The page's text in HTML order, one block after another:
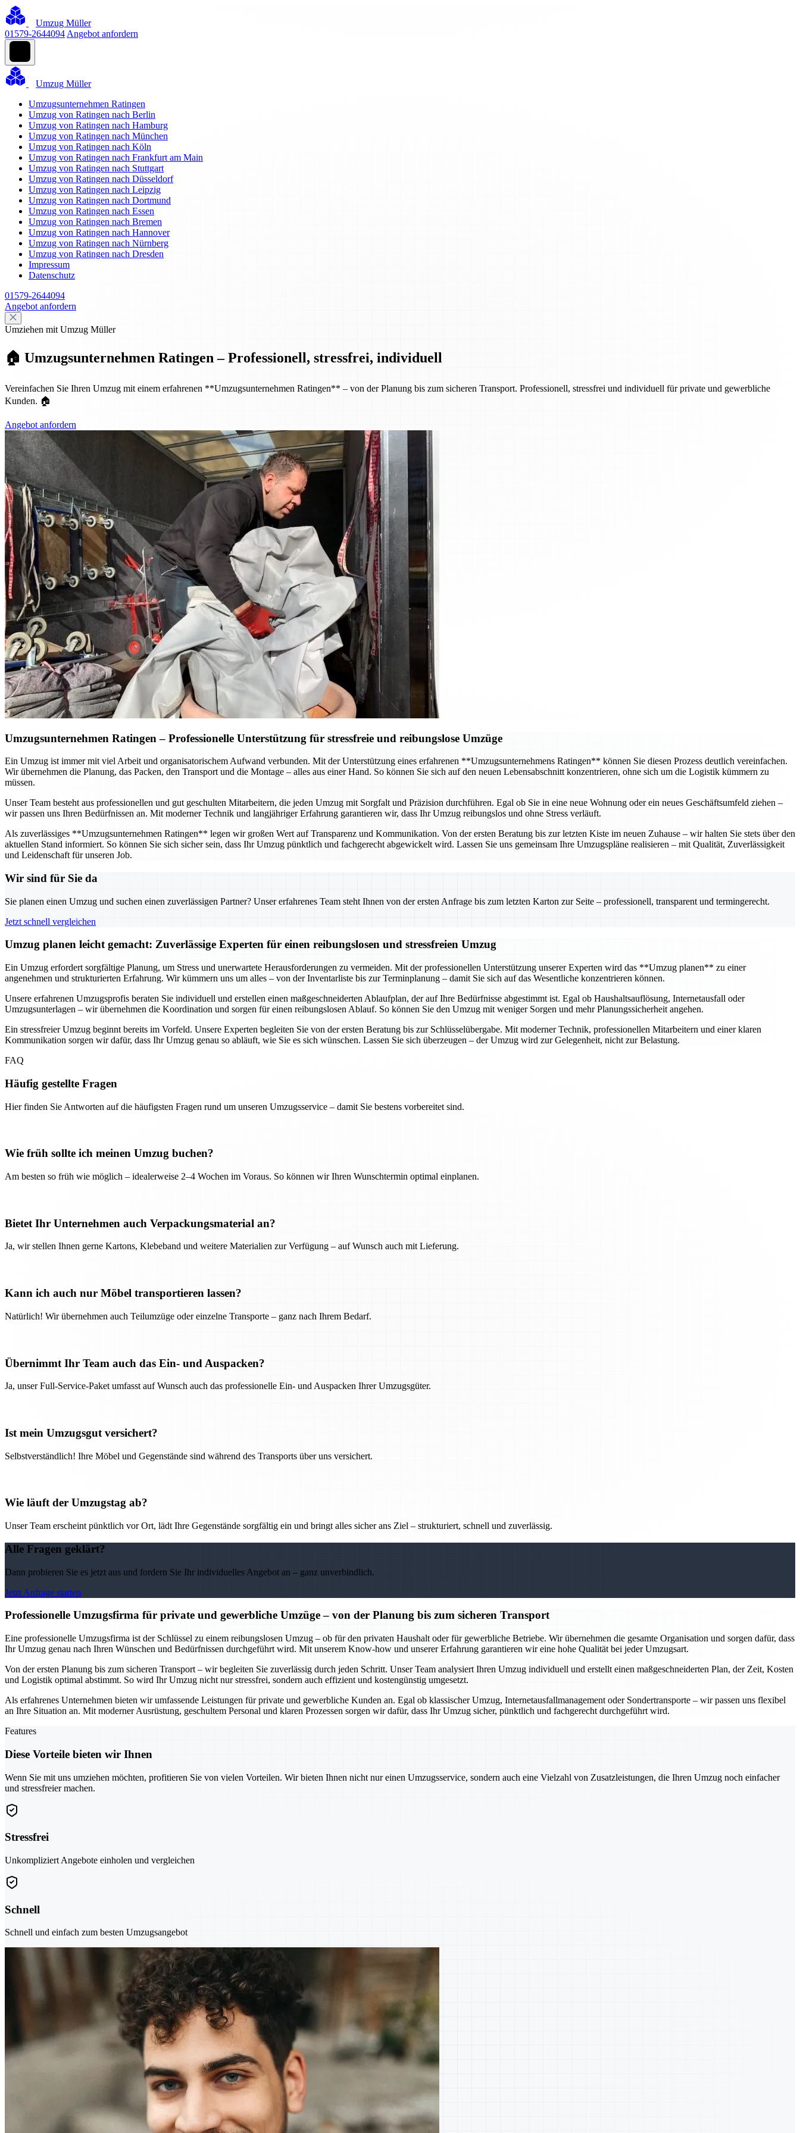
Umzug Müller
01579-2644094 Angebot anfordern
Umzug Müller
Umzugsunternehmen Ratingen
Umzug von Ratingen nach Berlin
Umzug von Ratingen nach Hamburg
Umzug von Ratingen nach München
Umzug von Ratingen nach Köln
Umzug von Ratingen nach Frankfurt am Main
Umzug von Ratingen nach Stuttgart
Umzug von Ratingen nach Düsseldorf
Umzug von Ratingen nach Leipzig
Umzug von Ratingen nach Dortmund
Umzug von Ratingen nach Essen
Umzug von Ratingen nach Bremen
Umzug von Ratingen nach Hannover
Umzug von Ratingen nach Nürnberg
Umzug von Ratingen nach Dresden
Impressum
Datenschutz
01579-2644094
Angebot anfordern
Umziehen mit Umzug Müller
🏠 Umzugsunternehmen Ratingen – Professionell, stressfrei, individuell
Vereinfachen Sie Ihren Umzug mit einem erfahrenen **Umzugsunternehmen Ratingen** – von der Planung bis zum sicheren Transport. Professionell, stressfrei und individuell für private und gewerbliche
Kunden. 🏠
Angebot anfordern
Umzugsunternehmen Ratingen – Professionelle Unterstützung für stressfreie und reibungslose Umzüge
Ein Umzug ist immer mit viel Arbeit und organisatorischem Aufwand verbunden. Mit der Unterstützung eines erfahrenen **Umzugsunternehmens Ratingen** können Sie diesen Prozess deutlich vereinfachen.
Wir übernehmen die Planung, das Packen, den Transport und die Montage – alles aus einer Hand. So können Sie sich auf den neuen Lebensabschnitt konzentrieren, ohne sich um die Logistik kümmern zu
müssen.
Unser Team besteht aus professionellen und gut geschulten Mitarbeitern, die jeden Umzug mit Sorgfalt und Präzision durchführen. Egal ob Sie in eine neue Wohnung oder ein neues Geschäftsumfeld ziehen –
wir passen uns Ihren Bedürfnissen an. Mit moderner Technik und langjähriger Erfahrung garantieren wir, dass Ihr Umzug reibungslos und ohne Stress verläuft.
Als zuverlässiges **Umzugsunternehmen Ratingen** legen wir großen Wert auf Transparenz und Kommunikation. Von der ersten Beratung bis zur letzten Kiste im neuen Zuhause – wir halten Sie stets über den
aktuellen Stand informiert. So können Sie sich sicher sein, dass Ihr Umzug pünktlich und fachgerecht abgewickelt wird. Lassen Sie uns gemeinsam Ihre Umzugspläne realisieren – mit Qualität, Zuverlässigkeit
und Leidenschaft für unseren Job.
Wir sind für Sie da
Sie planen einen Umzug und suchen einen zuverlässigen Partner? Unser erfahrenes Team steht Ihnen von der ersten Anfrage bis zum letzten Karton zur Seite – professionell, transparent und termingerecht.
Jetzt schnell vergleichen
Umzug planen leicht gemacht: Zuverlässige Experten für einen reibungslosen und stressfreien Umzug
Ein Umzug erfordert sorgfältige Planung, um Stress und unerwartete Herausforderungen zu vermeiden. Mit der professionellen Unterstützung unserer Experten wird das **Umzug planen** zu einer
angenehmen und strukturierten Erfahrung. Wir kümmern uns um alles – von der Inventarliste bis zur Terminplanung – damit Sie sich auf das Wesentliche konzentrieren können.
Unsere erfahrenen Umzugsprofis beraten Sie individuell und erstellen einen maßgeschneiderten Ablaufplan, der auf Ihre Bedürfnisse abgestimmt ist. Egal ob Haushaltsauflösung, Internetausfall oder
Umzugsunterlagen – wir übernehmen die Koordination und sorgen für einen reibungslosen Ablauf. So können Sie den Umzug mit weniger Sorgen und mehr Planungssicherheit angehen.
Ein stressfreier Umzug beginnt bereits im Vorfeld. Unsere Experten begleiten Sie von der ersten Beratung bis zur Schlüsselübergabe. Mit moderner Technik, professionellen Mitarbeitern und einer klaren
Kommunikation sorgen wir dafür, dass Ihr Umzug genau so abläuft, wie Sie es sich wünschen. Lassen Sie sich überzeugen – der Umzug wird zur Gelegenheit, nicht zur Belastung.
FAQ
Häufig gestellte Fragen
Hier finden Sie Antworten auf die häufigsten Fragen rund um unseren Umzugsservice – damit Sie bestens vorbereitet sind.
Wie früh sollte ich meinen Umzug buchen?
Am besten so früh wie möglich – idealerweise 2–4 Wochen im Voraus. So können wir Ihren Wunschtermin optimal einplanen.
Bietet Ihr Unternehmen auch Verpackungsmaterial an?
Ja, wir stellen Ihnen gerne Kartons, Klebeband und weitere Materialien zur Verfügung – auf Wunsch auch mit Lieferung.
Kann ich auch nur Möbel transportieren lassen?
Natürlich! Wir übernehmen auch Teilumzüge oder einzelne Transporte – ganz nach Ihrem Bedarf.
Übernimmt Ihr Team auch das Ein- und Auspacken?
Ja, unser Full-Service-Paket umfasst auf Wunsch auch das professionelle Ein- und Auspacken Ihrer Umzugsgüter.
Ist mein Umzugsgut versichert?
Selbstverständlich! Ihre Möbel und Gegenstände sind während des Transports über uns versichert.
Wie läuft der Umzugstag ab?
Unser Team erscheint pünktlich vor Ort, lädt Ihre Gegenstände sorgfältig ein und bringt alles sicher ans Ziel – strukturiert, schnell und zuverlässig.
Alle Fragen geklärt?
Dann probieren Sie es jetzt aus und fordern Sie Ihr individuelles Angebot an – ganz unverbindlich.
Jetzt Anfrage starten
Professionelle Umzugsfirma für private und gewerbliche Umzüge – von der Planung bis zum sicheren Transport
Eine professionelle Umzugsfirma ist der Schlüssel zu einem reibungslosen Umzug – ob für den privaten Haushalt oder für gewerbliche Betriebe. Wir übernehmen die gesamte Organisation und sorgen dafür, dass
Ihr Umzug genau nach Ihren Wünschen und Bedürfnissen durchgeführt wird. Mit unserem Know-how und unserer Erfahrung garantieren wir eine hohe Qualität bei jeder Umzugsart.
Von der ersten Planung bis zum sicheren Transport – wir begleiten Sie zuverlässig durch jeden Schritt. Unser Team analysiert Ihren Umzug individuell und erstellt einen maßgeschneiderten Plan, der Zeit, Kosten
und Logistik optimal abstimmt. So wird Ihr Umzug nicht nur stressfrei, sondern auch effizient und kostengünstig umgesetzt.
Als erfahrenes Unternehmen bieten wir umfassende Leistungen für private und gewerbliche Kunden an. Egal ob klassischer Umzug, Internetausfallmanagement oder Sondertransporte – wir passen uns flexibel
an Ihre Situation an. Mit moderner Ausrüstung, geschultem Personal und klaren Prozessen sorgen wir dafür, dass Ihr Umzug sicher, pünktlich und fachgerecht durchgeführt wird.
Features
Diese Vorteile bieten wir Ihnen
Wenn Sie mit uns umziehen möchten, profitieren Sie von vielen Vorteilen. Wir bieten Ihnen nicht nur einen Umzugsservice, sondern auch eine Vielzahl von Zusatzleistungen, die Ihren Umzug noch einfacher
und stressfreier machen.
Stressfrei
Unkompliziert Angebote einholen und vergleichen
Schnell
Schnell und einfach zum besten Umzugsangebot